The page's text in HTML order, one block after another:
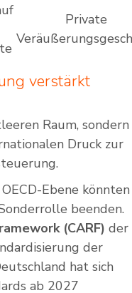
Private
verstärkt
Raum, sondern
Druck zur
Ebene könnten
beenden.
(CARF) der
der
hat sich
ab 2027